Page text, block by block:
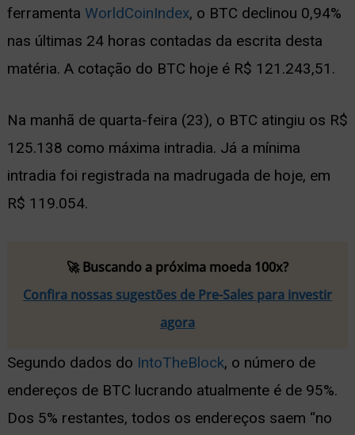
ferramenta WorldCoinIndex, o BTC declinou 0,94%
nas últimas 24 horas contadas da escrita desta
matéria. A cotação do BTC hoje é R$ 121.243,51.
Na manhã de quarta-feira (23), o BTC atingiu os R$
125.138 como máxima intradia. Já a mínima
intradia foi registrada na madrugada de hoje, em
R$ 119.054.
🚀 Buscando a próxima moeda 100x?
Confira nossas sugestões de Pre-Sales para investir
agora
Segundo dados do IntoTheBlock, o número de
endereços de BTC lucrando atualmente é de 95%.
Dos 5% restantes, todos os endereços saem “no